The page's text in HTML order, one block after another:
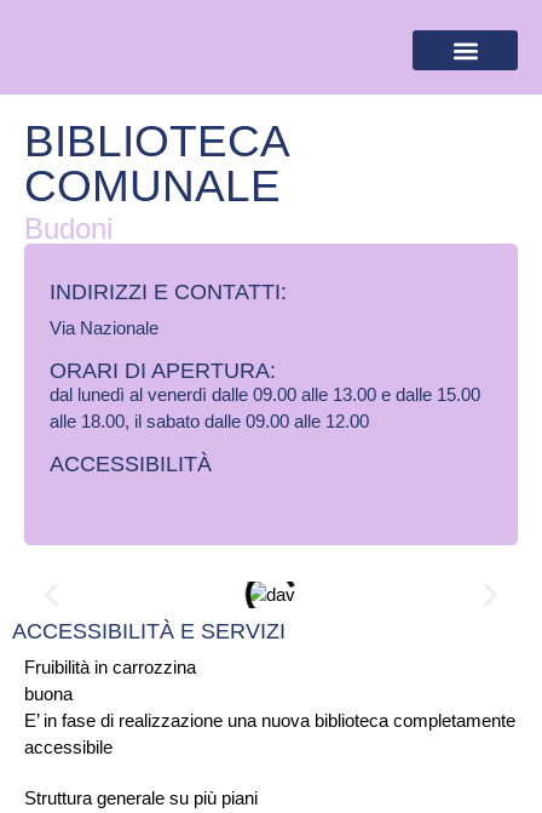
BIBLIOTECA
COMUNALE
Budoni
INDIRIZZI E CONTATTI:​
Via Nazionale
ORARI DI APERTURA:
dal lunedì al venerdì dalle 09.00 alle 13.00 e dalle 15.00
alle 18.00, il sabato dalle 09.00 alle 12.00
ACCESSIBILITÀ
Fruibilità in carrozzina
buona
E’ in fase di realizzazione una nuova biblioteca completamente
accessibile
Struttura generale su più piani
ACCESSIBILITÀ E SERVIZI